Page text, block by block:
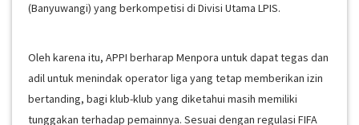
(Banyuwangi) yang berkompetisi di Divisi Utama LPIS.
Oleh karena itu, APPI berharap Menpora untuk dapat tegas dan
adil untuk menindak operator liga yang tetap memberikan izin
bertanding, bagi klub-klub yang diketahui masih memiliki
tunggakan terhadap pemainnya. Sesuai dengan regulasi FIFA